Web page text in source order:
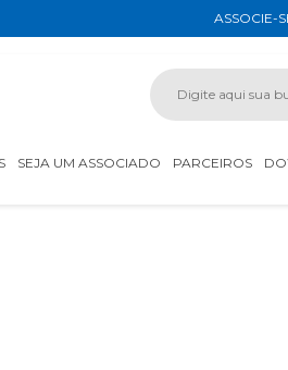
ASSOCIE-
SEJA UM ASSOCIADO PARCEIROS